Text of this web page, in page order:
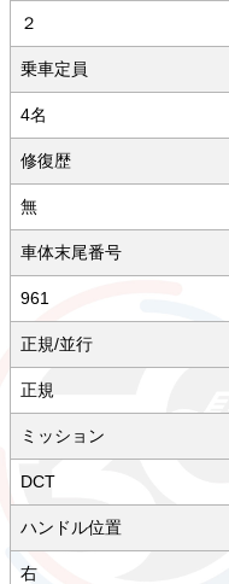
２
乗車定員
4名
修復歴
無
車体末尾番号
961
正規/並行
正規
ミッション
DCT
ハンドル位置
右